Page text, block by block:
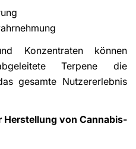
Konzentraten können
Terpene die
gesamte Nutzererlebnis
Herstellung von Cannabis-